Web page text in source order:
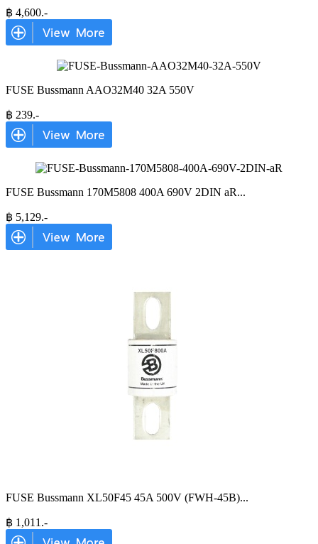
฿ 4,600.-
FUSE Bussmann AAO32M40 32A 550V
฿ 239.-
FUSE Bussmann 170M5808 400A 690V 2DIN aR...
฿ 5,129.-
FUSE Bussmann XL50F45 45A 500V (FWH-45B)...
฿ 1,011 .-